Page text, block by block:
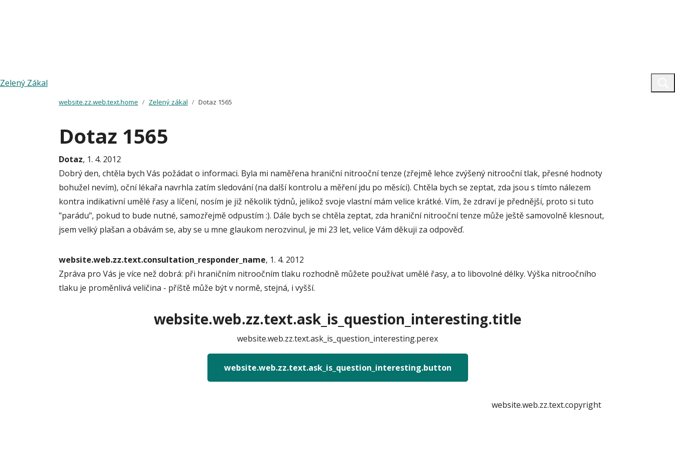
Zelený Zákal
website.zz.web.text.home Zelený zákal Dotaz 1565
Dotaz 1565
Dotaz, 1. 4. 2012
Dobrý den, chtěla bych Vás požádat o informaci. Byla mi naměřena hraniční nitrooční tenze (zřejmě lehce zvýšený nitrooční tlak, přesné hodnoty
bohužel nevím), oční lékařa navrhla zatím sledování (na další kontrolu a měření jdu po měsíci). Chtěla bych se zeptat, zda jsou s tímto nálezem
kontra indikativní umělé řasy a líčení, nosím je již několik týdnů, jelikož svoje vlastní mám velice krátké. Vím, že zdraví je přednější, proto si tuto
"parádu", pokud to bude nutné, samozřejmě odpustím :). Dále bych se chtěla zeptat, zda hraniční nitrooční tenze může ještě samovolně klesnout,
jsem velký plašan a obávám se, aby se u mne glaukom nerozvinul, je mi 23 let, velice Vám děkuji za odpověď.
website.web.zz.text.consultation_responder_name, 1. 4. 2012
Zpráva pro Vás je více než dobrá: při hraničním nitroočním tlaku rozhodně můžete používat umělé řasy, a to libovolné délky. Výška nitroočního
tlaku je proměnlivá veličina - příště může být v normě, stejná, i vyšší.
website.web.zz.text.ask_is_question_interesting.title
website.web.zz.text.ask_is_question_interesting.perex
website.web.zz.text.ask_is_question_interesting.button
website.web.zz.text.copyright